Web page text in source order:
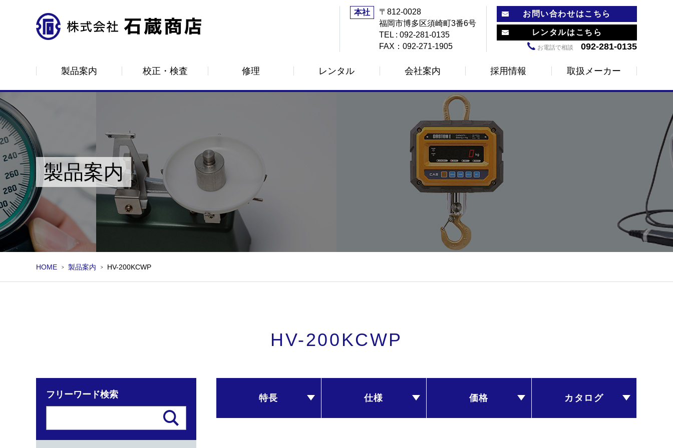
本社
〒812-0028
福岡市博多区須崎町3番6号
TEL : 092-281-0135
FAX：092-271-1905
お問い合わせはこちら
レンタルはこちら
お電話で相談 092-281-0135
製品案内 校正・検査 修理 レンタル 会社案内 採用情報 取扱メーカー
製品案内
HOME 製品案内 HV-200KCWP
HV-200KCWP
特長 仕様 価格 カタログ
フリーワード検索